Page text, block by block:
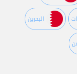
البحرين